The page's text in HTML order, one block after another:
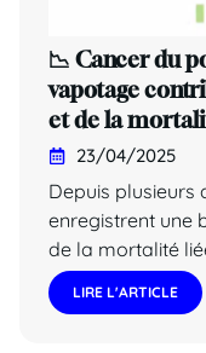
📉 Cancer du
vapotage
et de la
23/04/2025
Depuis plusieurs
enregistrent une
de la mortalité
LIRE L'ARTICLE